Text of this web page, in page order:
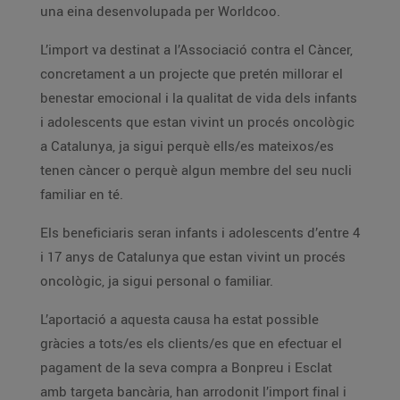
una eina desenvolupada per Worldcoo.
L’import va destinat a l’Associació contra el Càncer,
concretament a un projecte que pretén millorar el
benestar emocional i la qualitat de vida dels infants
i adolescents que estan vivint un procés oncològic
a Catalunya, ja sigui perquè ells/es mateixos/es
tenen càncer o perquè algun membre del seu nucli
familiar en té.
Els beneficiaris seran infants i adolescents d’entre 4
i 17 anys de Catalunya que estan vivint un procés
oncològic, ja sigui personal o familiar.
L’aportació a aquesta causa ha estat possible
gràcies a tots/es els clients/es que en efectuar el
pagament de la seva compra a Bonpreu i Esclat
amb targeta bancària, han arrodonit l’import final i